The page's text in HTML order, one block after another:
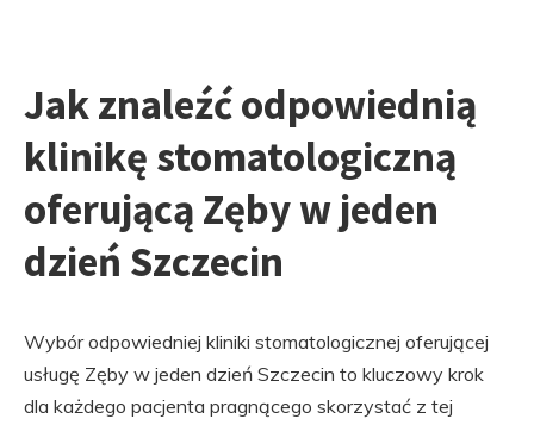
Jak znaleźć odpowiednią
klinikę stomatologiczną
oferującą Zęby w jeden
dzień Szczecin
Wybór odpowiedniej kliniki stomatologicznej oferującej
usługę Zęby w jeden dzień Szczecin to kluczowy krok
dla każdego pacjenta pragnącego skorzystać z tej